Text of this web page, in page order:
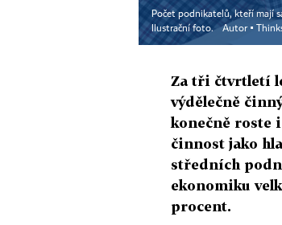
Počet podnikatelů, kteří mají
Ilustrační foto.
Autor ▪
Za tři čtvrtletí
výdělečně
konečně roste
činnost jako
středních
ekonomiku
procent.